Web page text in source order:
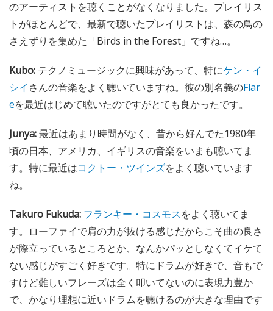
のアーティストを聴くことがなくなりました。プレイリス
トがほとんどで、最新で聴いたプレイリストは、森の鳥の
さえずりを集めた「Birds in the Forest」ですね…。
Kubo: テクノミュージックに興味があって、特にケン・イ
シイ さんの音楽をよく聴いていますね。彼の別名義のFlar
eを最近はじめて聴いたのですがとても良かったです。
Junya:最近はあまり時間がなく、昔から好んでた1980年
頃の日本、アメリカ、イギリスの音楽をいまも聴いてま
す。特に最近はコクトー・ツインズをよく聴いています
ね。
Takuro Fukuda: フランキー・コスモスをよく聴いてま
す。ローファイで肩の力が抜ける感じだからこそ曲の良さ
が際立っているところとか、なんかパッとしなくてイケて
ない感じがすごく好きです。特にドラムが好きで、音もで
すけど難しいフレーズは全く叩いてないのに表現力豊か
で、かなり理想に近いドラムを聴けるのが大きな理由です